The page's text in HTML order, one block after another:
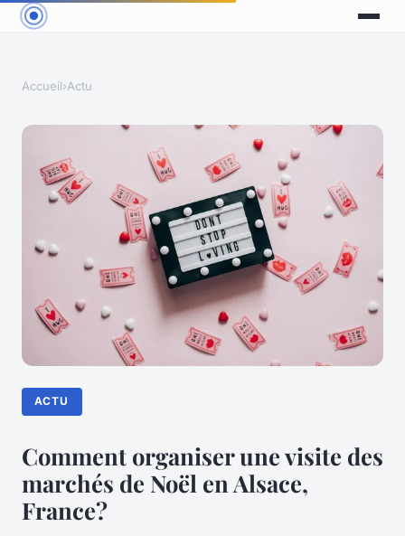
Accueil›Actu
ACTU
Comment organiser une visite des
marchés de Noël en Alsace,
France?